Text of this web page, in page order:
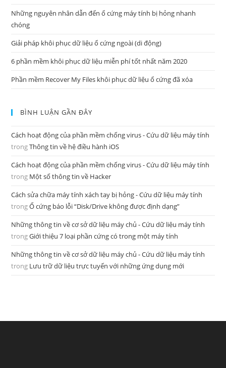
Những nguyên nhân dẫn đến ổ cứng máy tính bị hỏng nhanh
chóng
Giải pháp khôi phục dữ liệu ổ cứng ngoài (di động)
6 phần mềm khôi phục dữ liệu miễn phí tốt nhất năm 2020
Phần mềm Recover My Files khôi phục dữ liệu ổ cứng đã xóa
BÌNH LUẬN GẦN ĐÂY
Cách hoạt động của phần mềm chống virus - Cứu dữ liệu máy tính
trongThông tin về hệ điều hành iOS
Cách hoạt động của phần mềm chống virus - Cứu dữ liệu máy tính
trong Một số thông tin về Hacker
Cách sửa chữa máy tính xách tay bị hỏng - Cứu dữ liệu máy tính
trongỔ cứng báo lỗi “Disk/Drive không được định dạng”
Những thông tin về cơ sở dữ liệu máy chủ - Cứu dữ liệu máy tính
trongGiới thiệu 7 loại phần cứng có trong một máy tính
Những thông tin về cơ sở dữ liệu máy chủ - Cứu dữ liệu máy tính
trong Lưu trữ dữ liệu trực tuyến với những ứng dụng mới